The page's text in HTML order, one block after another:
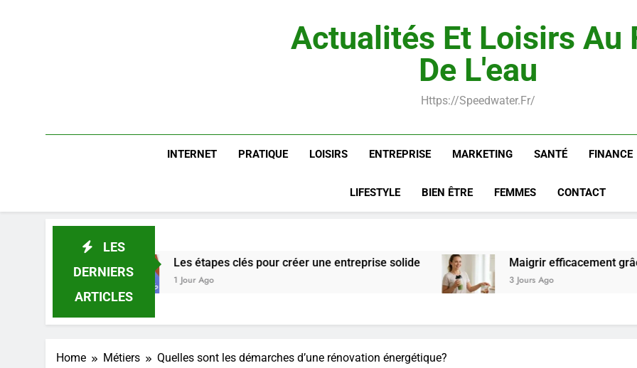
Les
Maigrir efficacement
Actualités Et Loisirs Au
De L'eau
Https://speedwater.fr/
INTERNET PRATIQUE LOISIRS ENTREPRISE MARKETING SANTÉ FINANCE
LIFESTYLE BIEN ÊTRE FEMMES CONTACT
LES
DERNIERS
ARTICLES
Les étapes clés pour créer une entreprise solide
1 Jour Ago
Maigrir efficacement grâce aux substituts
3 Jours Ago
Home Métiers Quelles sont les démarches d’une rénovation énergétique?